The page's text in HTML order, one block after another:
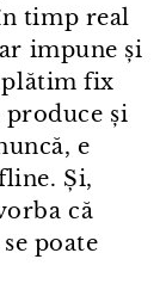
timp real
impune și
fix
produce și
e
Și,
că
poate